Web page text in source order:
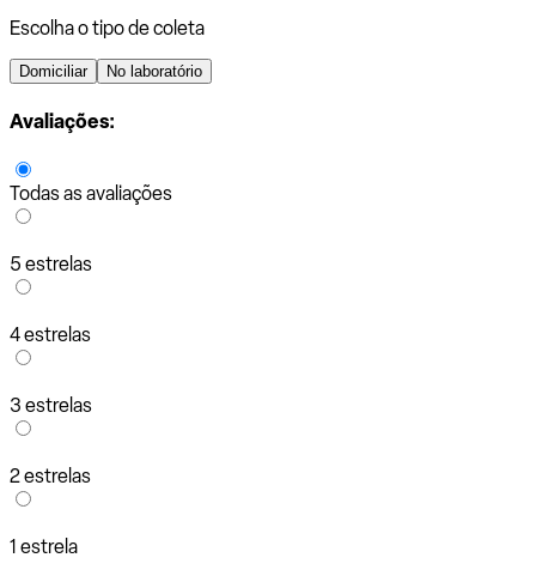
Escolha o tipo de coleta
Domiciliar No laboratório
Avaliações:
Todas as avaliações
5 estrelas
4 estrelas
3 estrelas
2 estrelas
1 estrela